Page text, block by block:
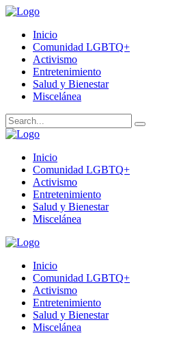
Inicio
Comunidad LGBTQ+
Activismo
Entretenimiento
Salud y Bienestar
Miscelánea
Inicio
Comunidad LGBTQ+
Activismo
Entretenimiento
Salud y Bienestar
Miscelánea
Inicio
Comunidad LGBTQ+
Activismo
Entretenimiento
Salud y Bienestar
Miscelánea